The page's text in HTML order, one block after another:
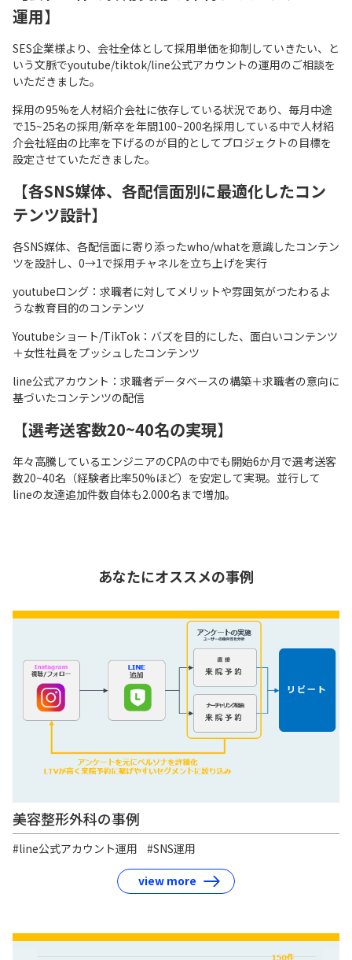
運用】
SES企業様より、会社全体として採用単価を抑制していきたい、と
いう文脈でyoutube/tiktok/line公式アカウントの運用のご相談を
いただきました。
採用の95%を人材紹介会社に依存している状況であり、毎月中途
で15~25名の採用/新卒を年間100~200名採用している中で人材紹
介会社経由の比率を下げるのが目的としてプロジェクトの目標を
設定させていただきました。
【各SNS媒体、各配信面別に最適化したコン
テンツ設計】
各SNS媒体、各配信面に寄り添ったwho/whatを意識したコンテン
ツを設計し、0→1で採用チャネルを立ち上げを実行
youtubeロング：求職者に対してメリットや雰囲気がつたわるよ
うな教育目的のコンテンツ
Youtubeショート/TikTok：バズを目的にした、面白いコンテンツ
＋女性社員をプッシュしたコンテンツ
line公式アカウント：求職者データベースの構築＋求職者の意向に
基づいたコンテンツの配信
【選考送客数20~40名の実現】
年々高騰しているエンジニアのCPAの中でも開始6か月で選考送客
数20~40名（経験者比率50%ほど）を安定して実現。並行して
lineの友達追加件数自体も2.000名まで増加。
あなたにオススメの事例
美容整形外科の事例
#line公式アカウント運用 #SNS運用
view more